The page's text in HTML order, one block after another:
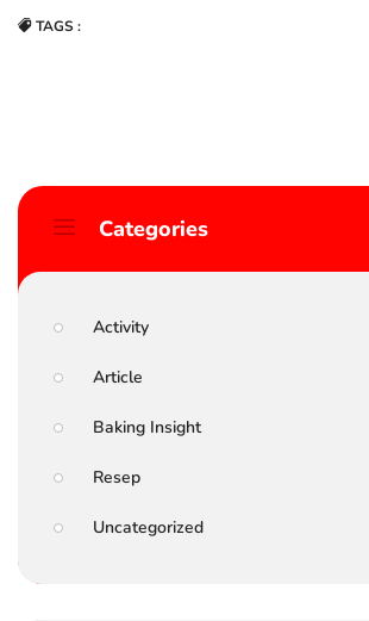
Categories
Activity
Article
Baking Insight
Resep
Uncategorized
TAGS :